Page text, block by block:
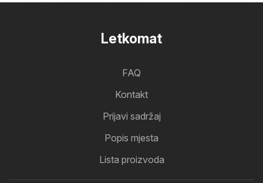
Letkomat
FAQ
Kontakt
Prijavi sadržaj
Popis mjesta
Lista proizvoda